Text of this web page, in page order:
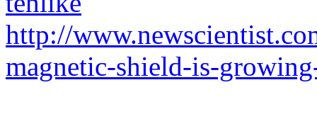
http://
magnetic-shield-is-